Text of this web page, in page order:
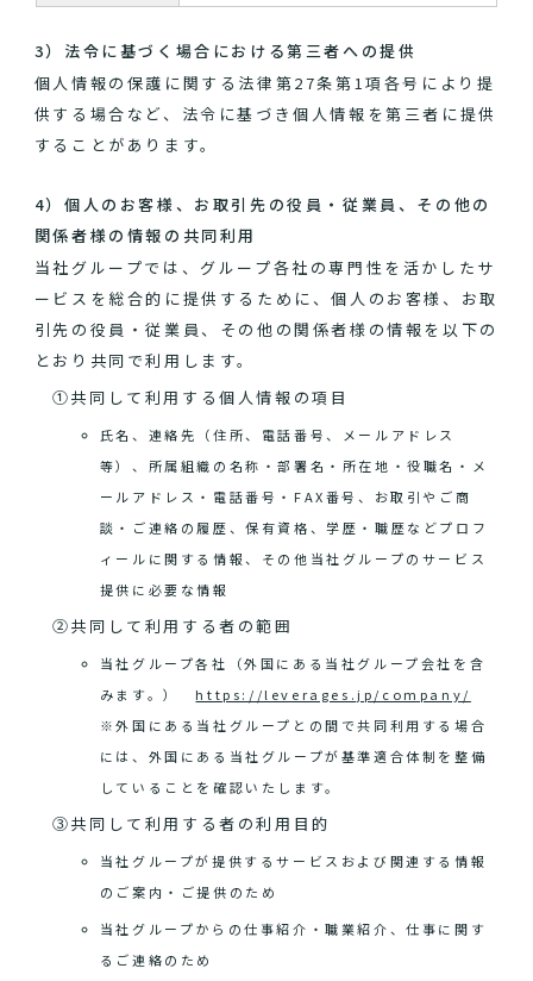
3）法令に基づく場合における第三者への提供
個人情報の保護に関する法律第27条第1項各号により提
供する場合など、法令に基づき個人情報を第三者に提供
することがあります。
4）個人のお客様、お取引先の役員・従業員、その他の
関係者様の情報の共同利用
当社グループでは、グループ各社の専門性を活かしたサ
ービスを総合的に提供するために、個人のお客様、お取
引先の役員・従業員、その他の関係者様の情報を以下の
とおり共同で利用します。
①共同して利用する個人情報の項目
氏名、連絡先（住所、電話番号、メールアドレス
等）、所属組織の名称・部署名・所在地・役職名・メ
ールアドレス・電話番号・FAX番号、お取引やご商
談・ご連絡の履歴、保有資格、学歴・職歴などプロフ
ィールに関する情報、その他当社グループのサービス
提供に必要な情報
②共同して利用する者の範囲
当社グループ各社（外国にある当社グループ会社を含
みます。） https://leverages.jp/company/
※外国にある当社グループとの間で共同利用する場合
には、外国にある当社グループが基準適合体制を整備
していることを確認いたします。
③共同して利用する者の利用目的
当社グループが提供するサービスおよび関連する情報
のご案内・ご提供のため
当社グループからの仕事紹介・職業紹介、仕事に関す
るご連絡のため